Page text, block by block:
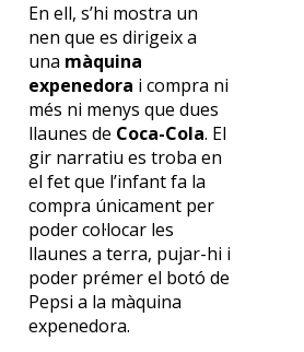
En ell, s’hi mostra un
nen que es dirigeix ​​a
una màquina
expenedora i compra ni
més ni menys que dues
llaunes de Coca-Cola. El
gir narratiu es troba en
el fet que l’infant fa la
compra únicament per
poder col·locar les
llaunes a terra, pujar-hi i
poder prémer el botó de
Pepsi a la màquina
expenedora.